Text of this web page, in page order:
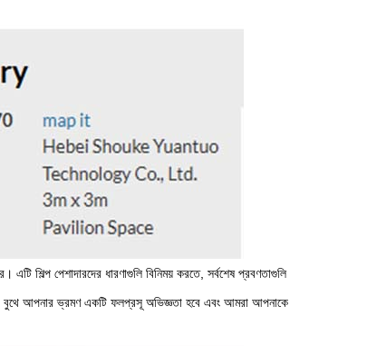
শিল্প পেশাদারদের ধারণাগুলি বিনিময় করতে, সর্বশেষ প্রবণতাগুলি
বুথে আপনার ভ্রমণ একটি ফলপ্রসূ অভিজ্ঞতা হবে এবং আমরা আপনাকে